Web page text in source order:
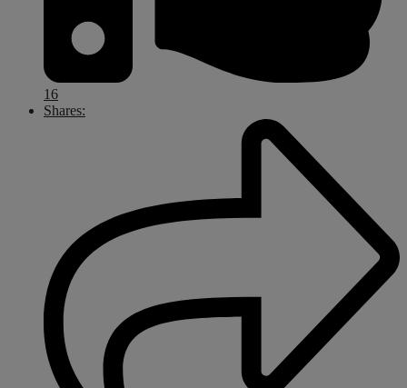
16
Shares: